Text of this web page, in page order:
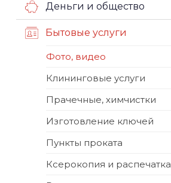
Деньги и общество
Бытовые услуги
Фото, видео
Клининговые услуги
Прачечные, химчистки
Изготовление ключей
Пункты проката
Ксерокопия и распечатка